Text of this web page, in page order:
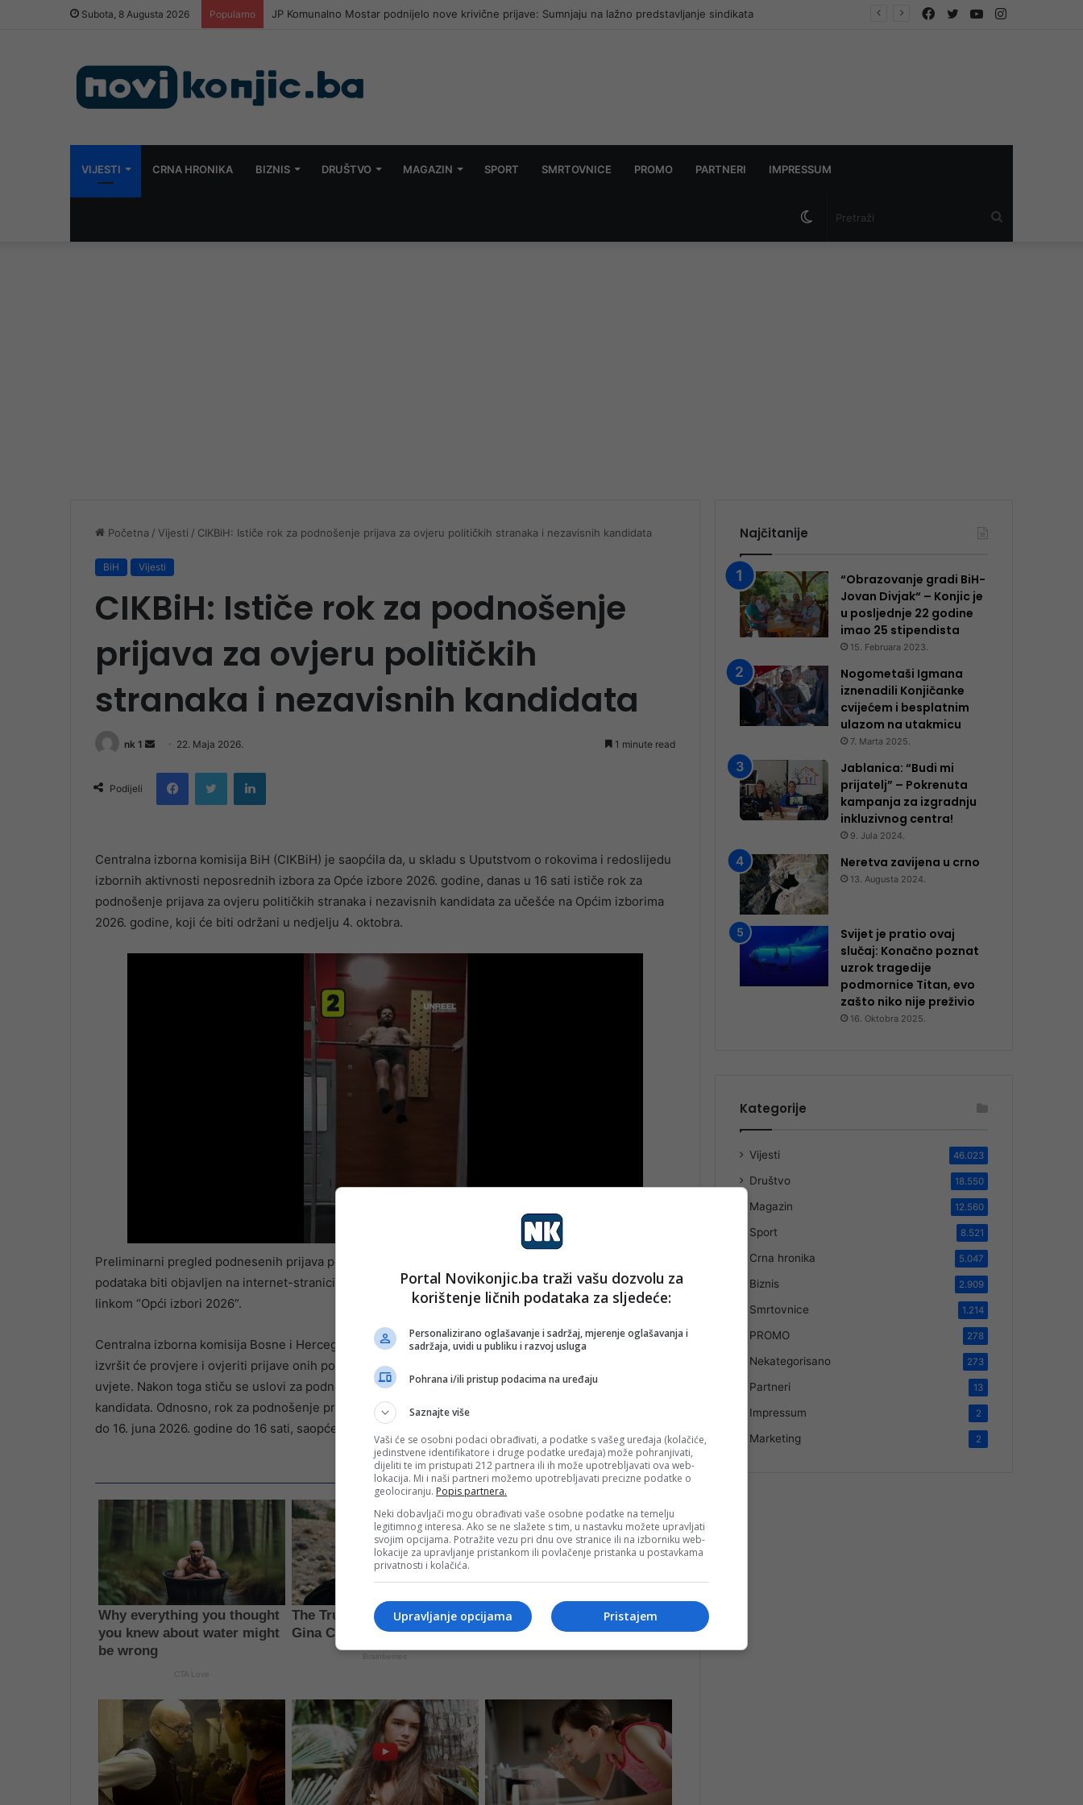
Subota, 8 Augusta 2026 Popularno JP Komunalno Mostar podnijelo nove krivične prijave: Sumnjaju na lažno predstavljanje sindikata Instagram
YouTube
Twitter
Facebook
VIJESTI CRNA HRONIKA BIZNIS DRUŠTVO MAGAZIN SPORT SMRTOVNICE PROMO PARTNERI IMPRESSUM
Switch
Početna / Vijesti / CIKBiH: Ističe rok za podnošenje prijava za ovjeru političkih stranaka i nezavisnih kandidata
BiH Vijesti
CIKBiH: Ističe rok za podnošenje
prijava za ovjeru političkih
stranaka i nezavisnih kandidata
nk 1
Send
email
22. Maja 2026. 1 minute read
Podijeli
FacebookTwitter LinkedIn
Centralna izborna komisija BiH (CIKBiH) je saopćila da, u skladu s Uputstvom o rokovima i redoslijedu
izbornih aktivnosti neposrednih izbora za Opće izbore 2026. godine, danas u 16 sati ističe rok za
podnošenje prijava za ovjeru političkih stranaka i nezavisnih kandidata za učešće na Općim izborima
2026. godine, koji će biti održani u nedjelju 4. oktobra.
Preliminarni pregled podnesenih prijava političkih stranaka i nezavisnih kandidata će nakon ažuriranja
podataka biti objavljen na internet-stranici Centralne izborne komisije Bosne i Hercegovine pod
linkom “Opći izbori 2026”.
Centralna izborna komisija Bosne i Hercegovine, u skladu s rokovima utvrđenim u tom uputstvu,
izvršit će provjere i ovjeriti prijave onih političkih subjekata koji ispunjavaju zakonom propisane
uvjete. Nakon toga stiču se uslovi za podnošenje prijava za ovjeru koalicija ili listi nezavisnih
kandidata. Odnosno, rok za podnošenje prijava za ovjeru koalicija i listi nezavisnih kandidata je od 8.
do 16. juna 2026. godine do 16 sati, saopćeno je iz CIK-a BiH.
Najčitanije
“Obrazovanje gradi BiH-
Jovan Divjak“ – Konjic je
u posljednje 22 godine
imao 25 ​​stipendista
15. Februara 2023.
Nogometaši Igmana
iznenadili Konjičanke
cvijećem i besplatnim
ulazom na utakmicu
7. Marta 2025.
Jablanica: “Budi mi
prijatelj” – Pokrenuta
kampanja za izgradnju
inkluzivnog centra!
9. Jula 2024.
Neretva zavijena u crno
13. Augusta 2024.
Svijet je pratio ovaj
slučaj: Konačno poznat
uzrok tragedije
podmornice Titan, evo
zašto niko nije preživio
16. Oktobra 2025.
Kategorije
Vijesti 46.023
Društvo 18.550
Magazin 12.560
Sport 8.521
Crna hronika 5.047
Biznis 2.909
Smrtovnice 1.214
PROMO 278
Nekategorisano 273
Partneri 13
Impressum 2
Marketing 2
Portal Novikonjic.ba traži vašu dozvolu za
korištenje ličnih podataka za sljedeće:
Personalizirano oglašavanje i sadržaj, mjerenje oglašavanja i
sadržaja, uvidi u publiku i razvoj usluga
Pohrana i/ili pristup podacima na uređaju
Saznajte više
Vaši će se osobni podaci obrađivati, a podatke s vašeg uređaja (kolačiće,
jedinstvene identifikatore i druge podatke uređaja) može pohranjivati,
dijeliti te im pristupati 212 partnera ili ih može upotrebljavati ova web-
lokacija. Mi i naši partneri možemo upotrebljavati precizne podatke o
geolociranju. Popis partnera.
Neki dobavljači mogu obrađivati vaše osobne podatke na temelju
legitimnog interesa. Ako se ne slažete s tim, u nastavku možete upravljati
svojim opcijama. Potražite vezu pri dnu ove stranice ili na izborniku web-
lokacije za upravljanje pristankom ili povlačenje pristanka u postavkama
privatnosti i kolačića.
Pristajem
Upravljanje opcijama